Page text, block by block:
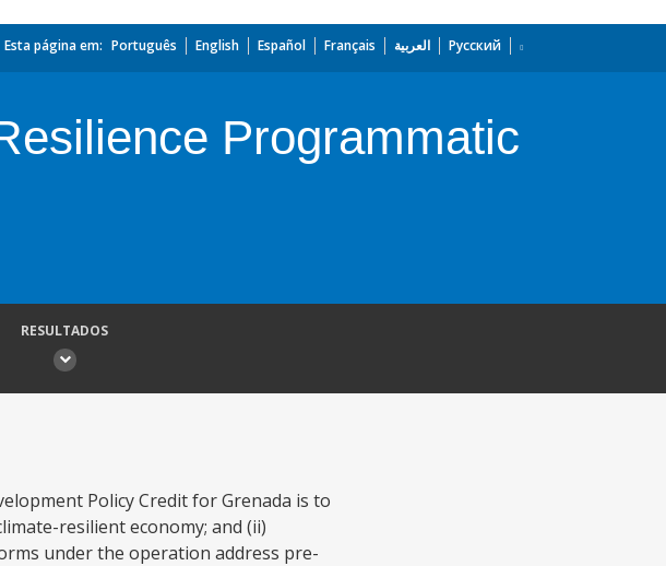
Esta página em: Português English Español Français العربية Русский
Programmatic
RESULTADOS
Policy Credit for Grenada is to
resilient economy; and (ii)
under the operation address pre-